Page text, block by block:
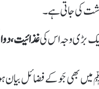
کی جاتی ہے۔
بڑی وجہ اس کیغذائیت،
بھی جَو کے فضائل بیان